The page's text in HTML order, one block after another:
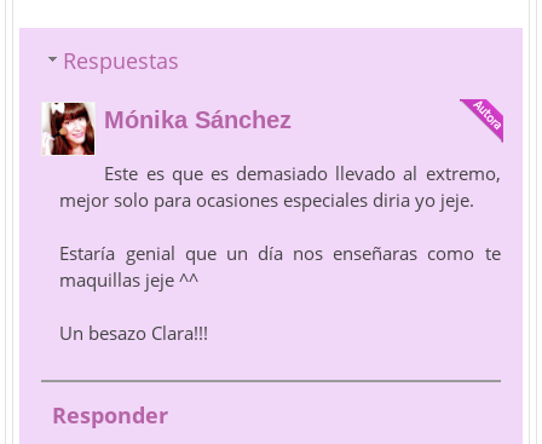
Respuestas
Mónika Sánchez
Este es que es demasiado llevado al extremo,
mejor solo para ocasiones especiales diria yo jeje.
Estaría genial que un día nos enseñaras como te
maquillas jeje ^^
Un besazo Clara!!!
Responder